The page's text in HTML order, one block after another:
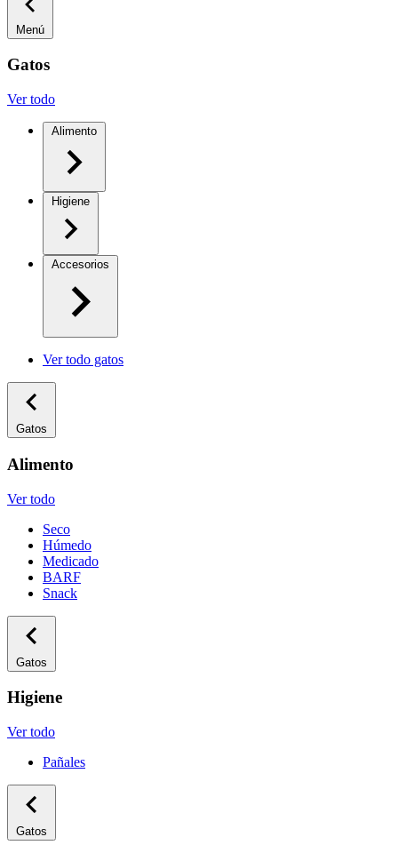
Menú
Gatos
Ver todo
Alimento
Higiene
Accesorios
Ver todo gatos
Gatos
Alimento
Ver todo
Seco
Húmedo
Medicado
BARF
Snack
Gatos
Higiene
Ver todo
Pañales
Gatos